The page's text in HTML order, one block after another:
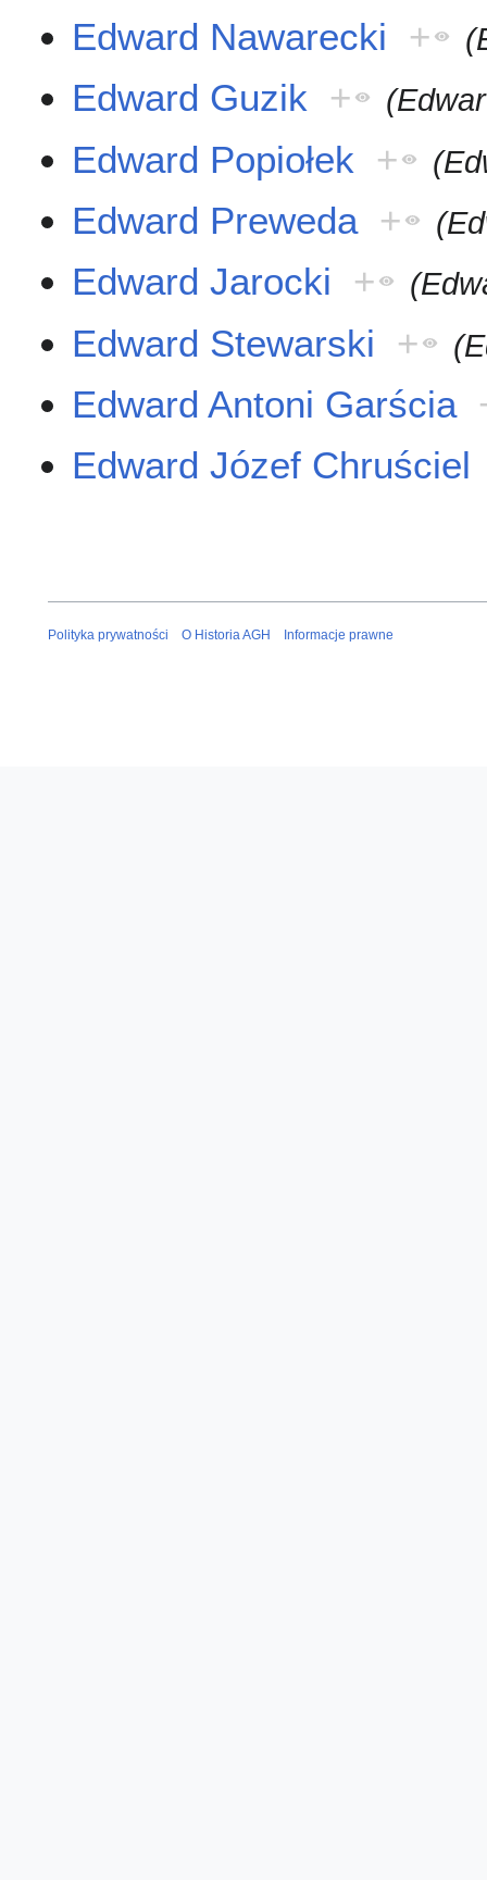
Edward Nawarecki +
Edward Guzik +
Edward Popiołek +
Edward Preweda +
Edward Jarocki +
Edward Stewarski +
Edward Antoni Garścia
Edward Józef Chruściel
Polityka prywatności O Historia AGH Informacje prawne